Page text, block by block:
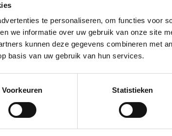
te personaliseren, om functies voor
we informatie over uw gebruik van onze site
kunnen deze gegevens combineren met
basis van uw gebruik van hun services.
Voorkeuren Statistieken